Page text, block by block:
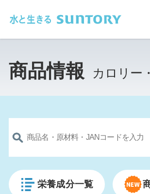
商品情報 カロリー
栄養成分一覧